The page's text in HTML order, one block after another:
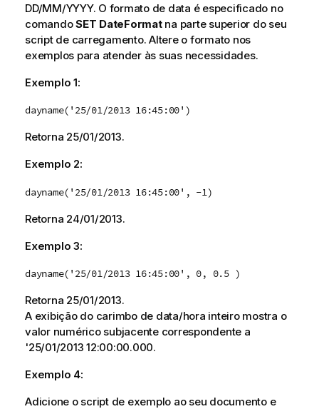
DD/MM/YYYY. O formato de data é especificado no
comandoSET DateFormatna parte superior do seu
script de carregamento. Altere o formato nos
exemplos para atender às suas necessidades.
Exemplo 1:
dayname('25/01/2013 16:45:00')
Retorna 25/01/2013.
Exemplo 2:
dayname('25/01/2013 16:45:00', -1)
Retorna 24/01/2013.
Exemplo 3:
dayname('25/01/2013 16:45:00', 0, 0.5 )
Retorna 25/01/2013.
A exibição do carimbo de data/hora inteiro mostra o
valor numérico subjacente correspondente a
'25/01/2013 12:00:00.000.
Exemplo 4:
Adicione o script de exemplo ao seu documento e